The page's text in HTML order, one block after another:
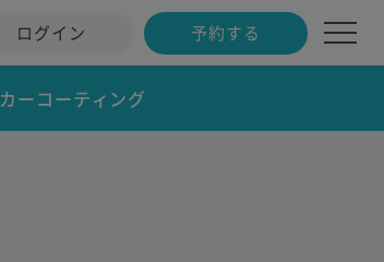
ログイン 予約する
カーコーティング